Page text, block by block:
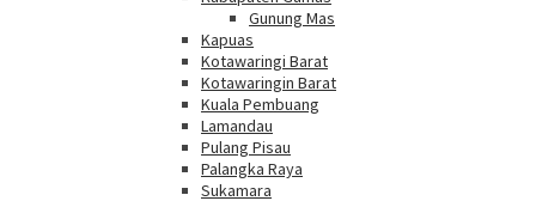
Gunung Mas
Kapuas
Kotawaringi Barat
Kotawaringin Barat
Kuala Pembuang
Lamandau
Pulang Pisau
Palangka Raya
Sukamara